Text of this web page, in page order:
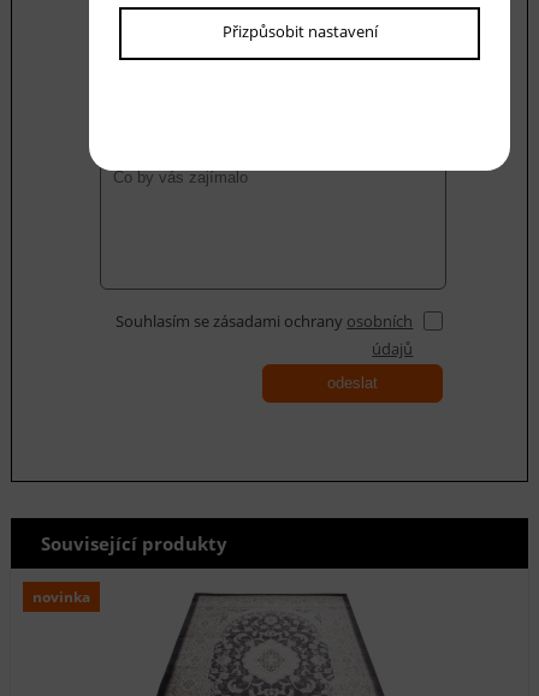
Souhlasím se zásadami ochrany osobních
údajů
odeslat
Související produkty
novinka
Přizpůsobit nastavení